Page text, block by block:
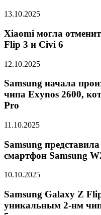
13.10.2025
Xiaomi могла
Flip 3 и Civi 6
12.10.2025
Samsung начала
чипа Exynos 2600,
Pro
11.10.2025
Samsung
смартфон Samsung
10.10.2025
Samsung Galaxy Z
уникальным 2-нм